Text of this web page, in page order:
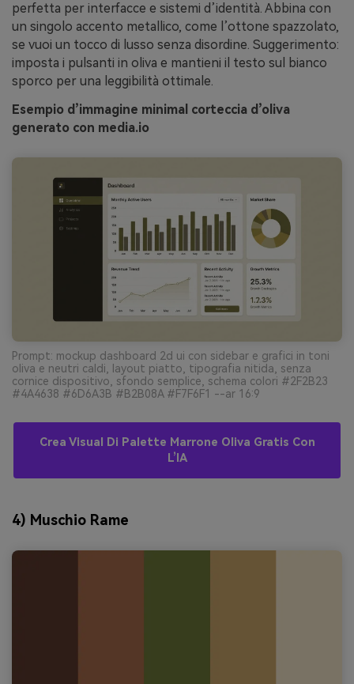
perfetta per interfacce e sistemi d’identità. Abbina con
un singolo accento metallico, come l’ottone spazzolato,
se vuoi un tocco di lusso senza disordine. Suggerimento:
imposta i pulsanti in oliva e mantieni il testo sul bianco
sporco per una leggibilità ottimale.
Esempio d’immagine minimal corteccia d’oliva
generato con media.io
Prompt: mockup dashboard 2d ui con sidebar e grafici in toni
oliva e neutri caldi, layout piatto, tipografia nitida, senza
cornice dispositivo, sfondo semplice, schema colori #2F2B23
#4A4638 #6D6A3B #B2B08A #F7F6F1 --ar 16:9
Crea Visual Di Palette Marrone Oliva Gratis Con
L’IA
4) Muschio Rame